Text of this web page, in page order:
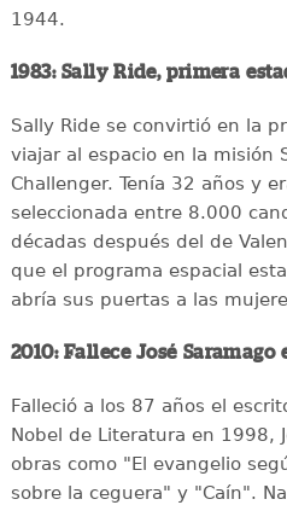
1944.
1983: Sally Ride, primera
Sally Ride se convirtió en la
viajar al espacio en la misión
Challenger. Tenía 32 años y
seleccionada entre 8.000
décadas después del de
que el programa espacial
abría sus puertas a las
2010: Fallece José Saramago
Falleció a los 87 años el
Nobel de Literatura en 1998,
obras como "El evangelio
sobre la ceguera" y "Caín".